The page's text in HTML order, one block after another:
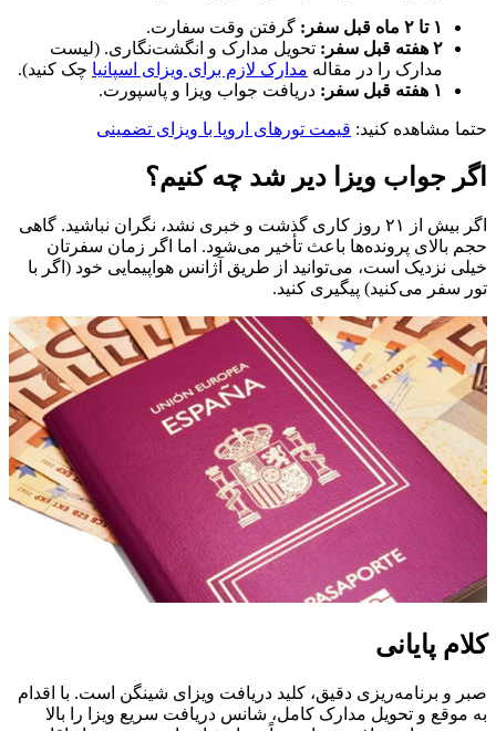
۱ تا ۲ ماه قبل سفر:
گرفتن وقت سفارت.
۲ هفته قبل سفر:
تحویل مدارک و انگشت‌نگاری. (لیست
مدارک را در مقاله مدارک لازم برای ویزای اسپانیا چک کنید).
۱ هفته قبل سفر:
دریافت جواب ویزا و پاسپورت.
حتما مشاهده کنید: قیمت تورهای اروپا با ویزای تضمینی
اگر جواب ویزا دیر شد چه کنیم؟
اگر بیش از ۲۱ روز کاری گذشت و خبری نشد، نگران نباشید. گاهی
حجم بالای پرونده‌ها باعث تأخیر می‌شود. اما اگر زمان سفرتان
خیلی نزدیک است، می‌توانید از طریق آژانس هواپیمایی خود (اگر با
تور سفر می‌کنید) پیگیری کنید.
کلام پایانی
صبر و برنامه‌ریزی دقیق، کلید دریافت ویزای شینگن است. با اقدام
به موقع و تحویل مدارک کامل، شانس دریافت سریع ویزا را بالا